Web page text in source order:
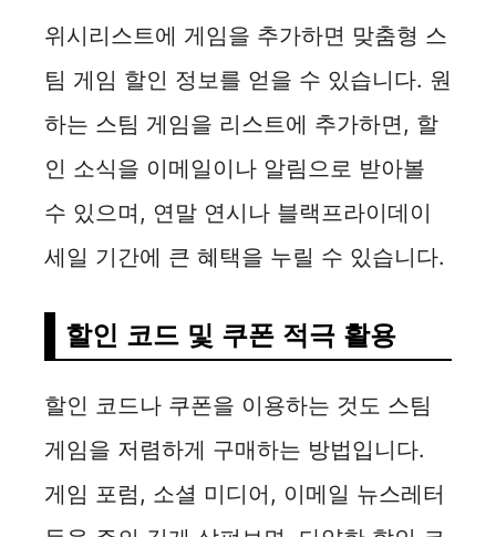
위시리스트에 게임을 추가하면 맞춤형 스
팀 게임 할인 정보를 얻을 수 있습니다. 원
하는 스팀 게임을 리스트에 추가하면, 할
인 소식을 이메일이나 알림으로 받아볼
수 있으며, 연말 연시나 블랙프라이데이
세일 기간에 큰 혜택을 누릴 수 있습니다.
할인 코드 및 쿠폰 적극 활용
할인 코드나 쿠폰을 이용하는 것도 스팀
게임을 저렴하게 구매하는 방법입니다.
게임 포럼, 소셜 미디어, 이메일 뉴스레터